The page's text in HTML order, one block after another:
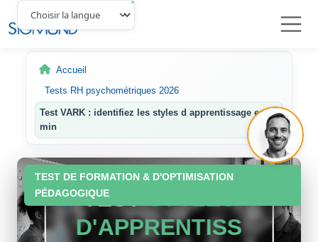
Navbar
Accueil
Tests RH psychométriques 2026
Test VARK : identifiez les styles d apprentissage en 20
min
TEST DE FORMATION & D'OPTIMISATION
PÉDAGOGIQUETESTSTYLES
D'APPRENTISS